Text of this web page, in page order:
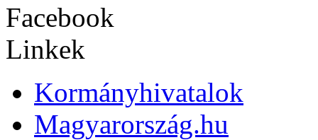
Facebook
Linkek
Kormányhivatalok
Magyarország.hu